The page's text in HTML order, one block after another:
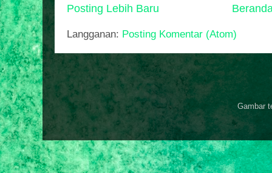
Posting Lebih Baru
Langganan: Posting Komentar (Atom)
Gambar